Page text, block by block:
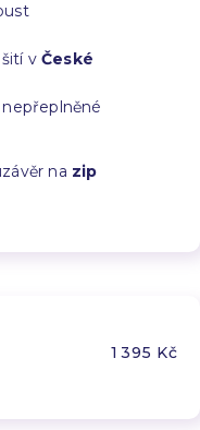
šití vČeské
na zip
1 395 Kč